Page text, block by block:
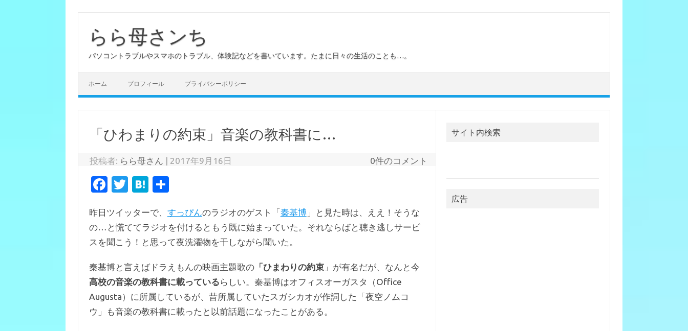
らら母さンち
パソコントラブルやスマホのトラブル、体験記などを書いています。たまに日々の生活のことも…。
ホーム プロフィール プライバシーポリシー
「ひわまりの約束」音楽の教科書に…
投稿者: らら母さん | 2017年9月16日 0件のコメント
Fa
e
b
o
o
k
T
it
te
r
H
e
n
a
昨日ツイッターで、 すっぴんのラジオのゲスト「秦基博」と見た時は、ええ！そうな
の…と慌ててラジオを付けるともう既に始まっていた。それならばと聴き逃しサービ
スを聞こう！と思って夜洗濯物を干しながら聞いた。
秦基博と言えばドラえもんの映画主題歌の「ひまわりの約束」が有名だが、なんと今
高校の音楽の教科書に載っている らしい。秦基博はオフィスオーガスタ（Office
Augusta）に所属しているが、昔所属していたスガシカオが作詞した「夜空ノムコ
ウ」も音楽の教科書に載ったと以前話題になったことがある。
サイト内検索
広告